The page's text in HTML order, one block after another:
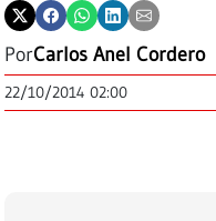
PorCarlos Anel Cordero
22/10/2014 02:00